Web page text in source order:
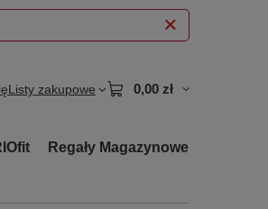
Listy zakupowe 0,00 zł
Regały Magazynowe